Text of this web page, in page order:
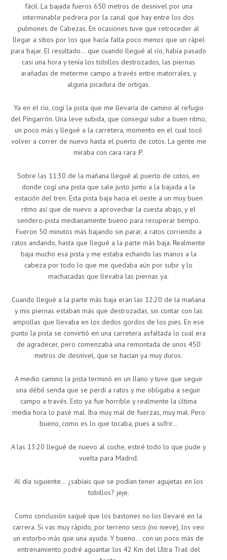
fácil. La bajada fueros 650 metros de desnivel por una
interminable pedrera por la canal que hay entre los dos
pulmones de Cabezas. En ocasiones tuve que retroceder al
llegar a sitios por los que hacía falta poco menos que un rápel
para bajar. El resultado… que cuando llegué al río, había pasado
casi una hora y tenía los tobillos destrozados, las piernas
arañadas de meterme campo a través entre matorrales, y
alguna picadura de ortigas.
Ya en el río, cogí la pista que me llevaría de camino al refugio
del Pingarrón. Una leve subida, que conseguí subir a buen ritmo,
un poco más y llegué a la carretera, momento en el cual tocó
volver a correr de nuevo hasta el puerto de cotos. La gente me
miraba con cara rara :P.
Sobre las 11:30 de la mañana llegué al puerto de cotos, en
donde cogí una pista que sale justo junto a la bajada a la
estación del tren. Esta pista baja hacia el oeste a un muy buen
ritmo así que de nuevo a aprovechar la cuesta abajo, y el
sendero-pista medianamente bueno para recuperar tiempo.
Fueron 50 minutos más bajando sin parar, a ratos corriendo a
ratos andando, hasta que llegué a la parte más baja. Realmente
baja mucho esa pista y me estaba echando las manos a la
cabeza por todo lo que me quedaba aún por subir y lo
machacadas que llevaba las piernas ya.
Cuando llegué a la parte más baja eran las 12:20 de la mañana
y mis piernas estaban más que destrozadas, sin contar con las
ampollas que llevaba en los dedos gordos de los pies. En ese
punto la pista se convirtió en una carretera asfaltada lo cual era
de agradecer, pero comenzaba una remontada de unos 450
metros de desnivel, que se hacían ya muy duros.
A medio camino la pista terminó en un llano y tuve que seguir
una débil senda que se perdí a ratos y me obligaba a seguir
campo a través. Esto ya fue horrible y realmente la última
media hora lo pasé mal. Iba muy mal de fuerzas, muy mal. Pero
bueno, como es lo que tocaba, pues a sufrir…
A las 13:20 llegué de nuevo al coche, estiré todo lo que pude y
vuelta para Madrid.
Al día siguiente… ¿sabíais que se podían tener agujetas en los
tobillos? jeje.
Como conclusión saqué que los bastones no los llevaré en la
carrera. Si vas muy rápido, por terreno seco (no nieve), los veo
un estorbo más que una ayuda. Y bueno… con un poco más de
entrenamiento podré aguantar los 42 Km del Ultra Trail del